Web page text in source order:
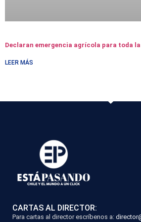
Declaran emergencia agrícola para toda
LEER MÁS
CARTAS AL DIRECTOR:
Para cartas al director escríbenos a: